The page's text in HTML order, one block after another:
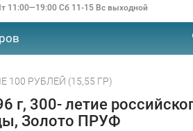
11:00—19:00 Сб 11-15 Вс выходной
РУБЛЕЙ (15,55 ГР)
г, 300- летие
Золото ПРУФ